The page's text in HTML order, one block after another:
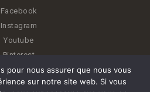
Facebook
Instagram
Youtube
Pinterest
pour nous assurer que nous vous
sur notre site web. Si vous